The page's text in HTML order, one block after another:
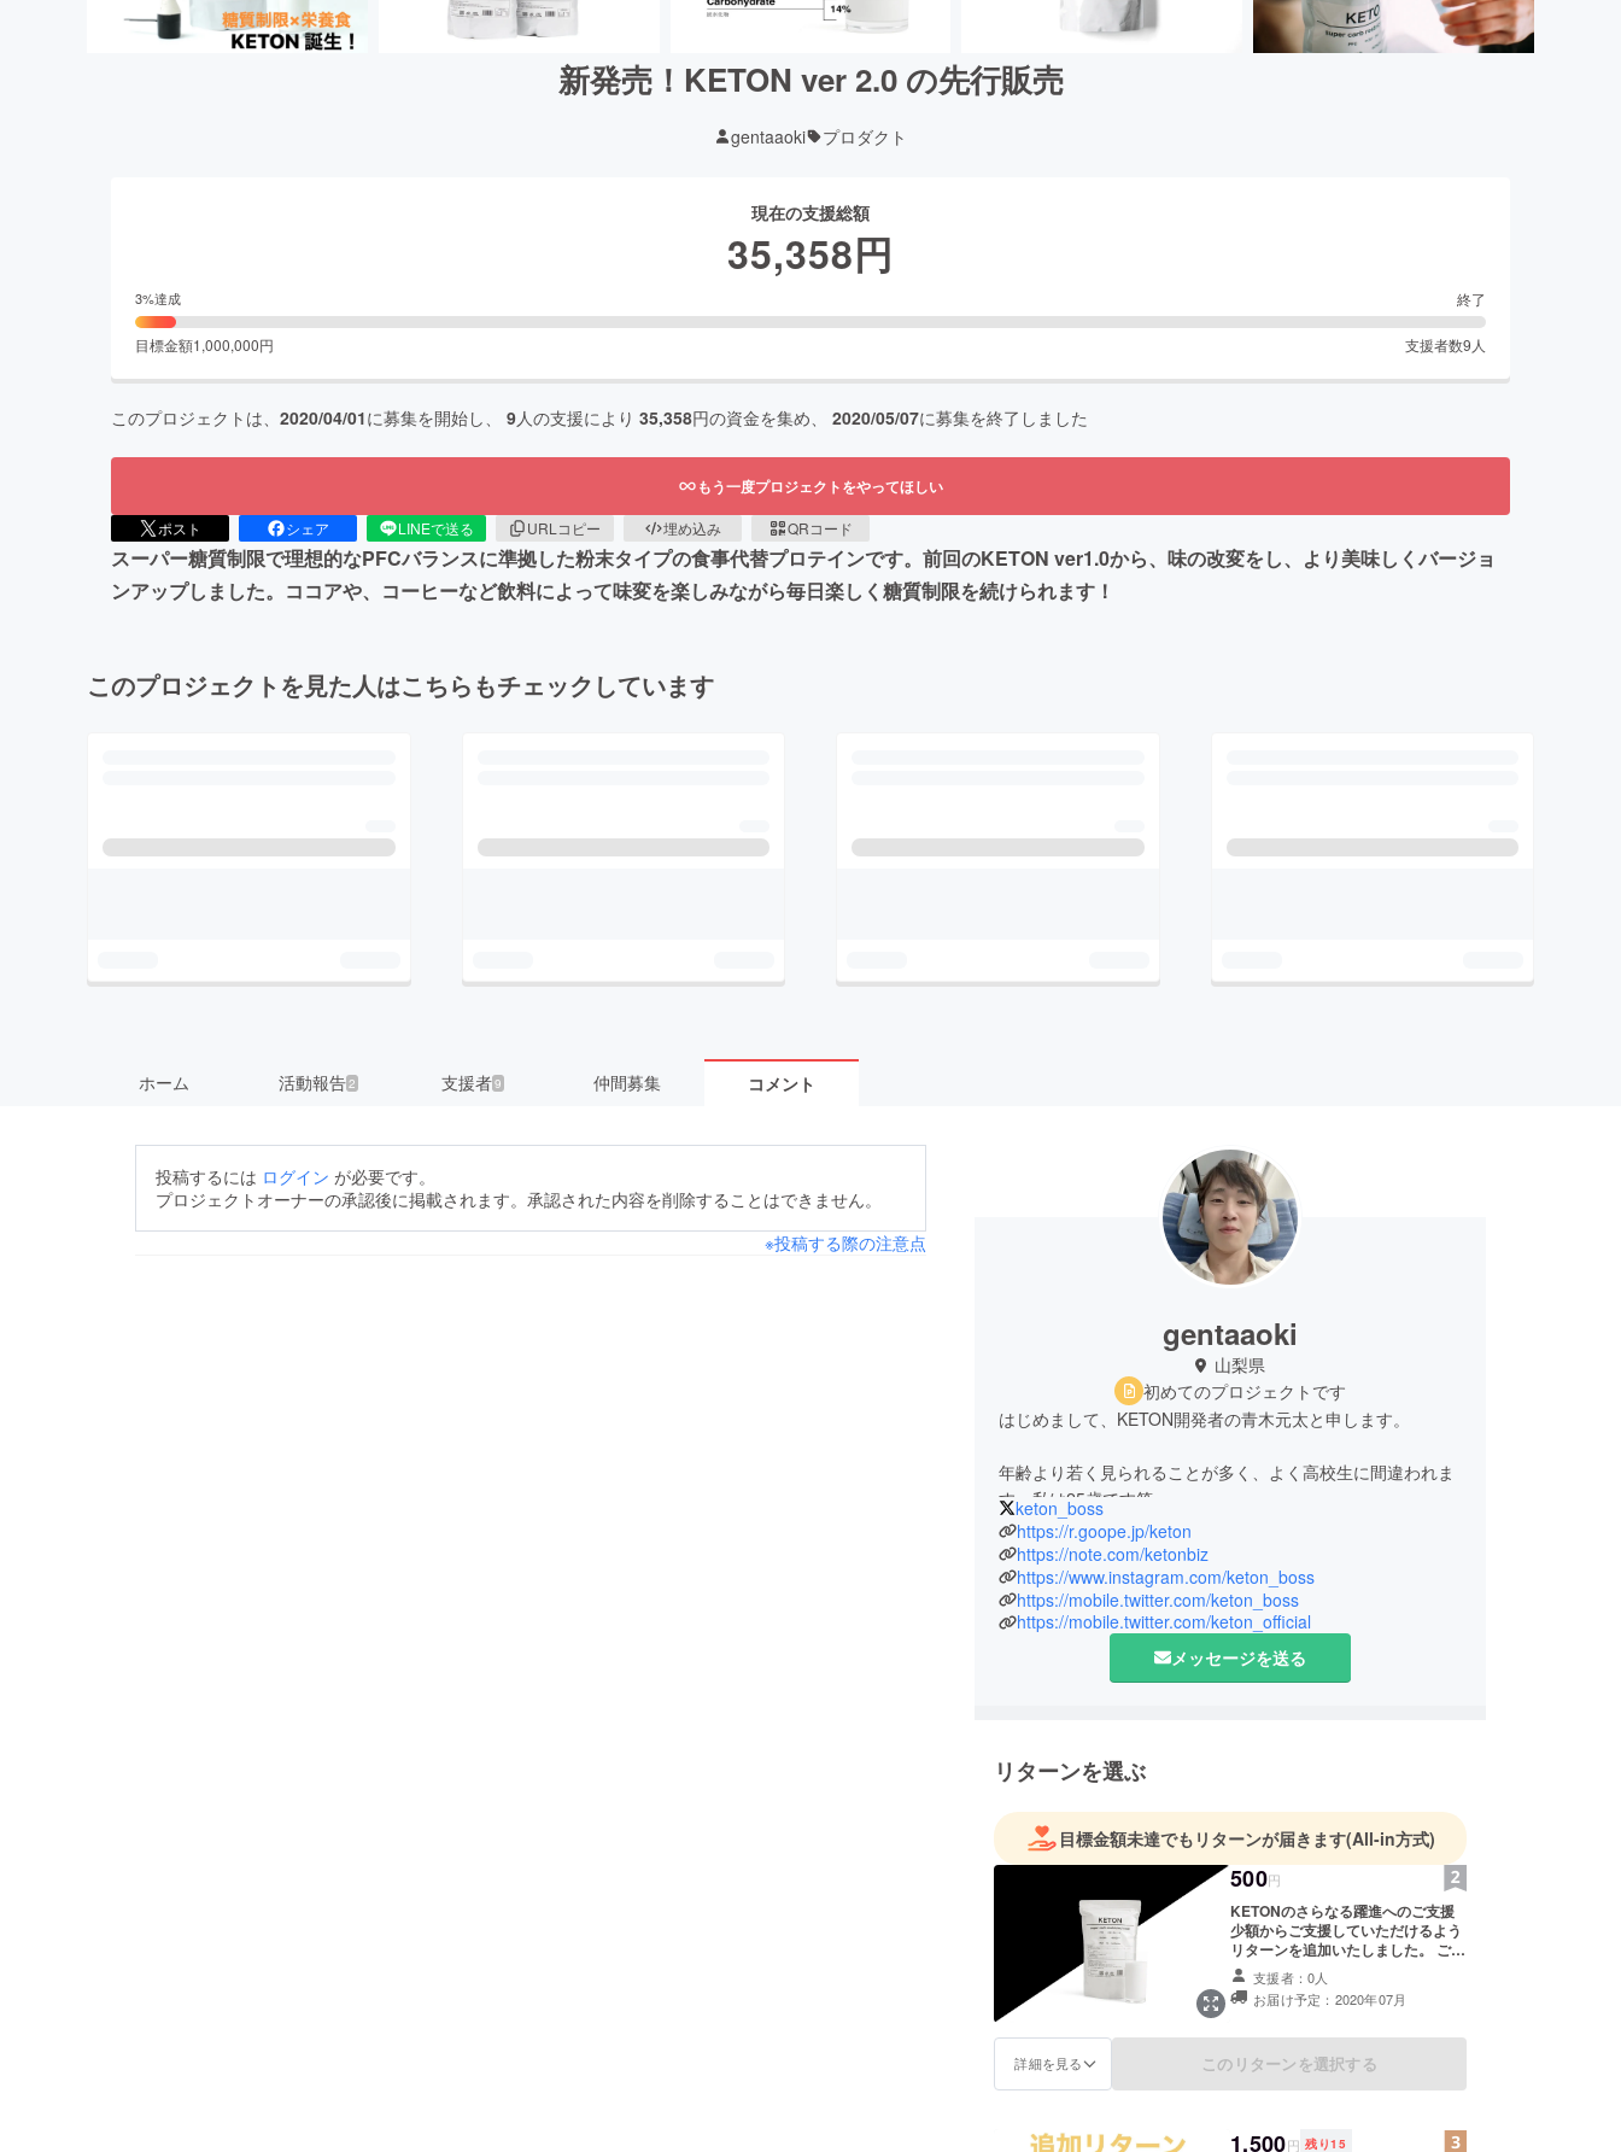
新発売！KETON ver 2.0 の先行販売
gentaaoki プロダクト
現在の支援総額
35,358円
3%達成 終了
目標金額1,000,000円 支援者数9 人
このプロジェクトは、 2020/04/01に募集を開始し、 9人の支援により 35,358円の資金を集め、 2020/05/07に募集を終了しました
もう一度プロジェクトをやってほしい
ポスト シェア LINEで送る URLコピー 埋め込み QRコード
スーパー糖質制限で理想的なPFCバランスに準拠した粉末タイプの食事代替プロテインです。前回のKETON ver1.0から、味の改変をし、より美味しくバージョ
ンアップしました。ココアや、コーヒーなど飲料によって味変を楽しみながら毎日楽しく糖質制限を続けられます！
このプロジェクトを見た人はこちらもチェックしています
ホーム 活動報告2 支援者9 仲間募集 コメント
投稿するには ログイン が必要です。
プロジェクトオーナーの承認後に掲載されます。承認された内容を削除することはできません。
※投稿する際の注意点
gentaaoki
山梨県
初めてのプロジェクトです
はじめまして、KETON開発者の青木元太と申します。
年齢より若く見られることが多く、よく高校生に間違われま
す。私は25歳です笑
年齢というと、最近はとある本がきっかけで人生100年時代
と言われております。医療技術がもっと進むと200年とか生
きるかもしれません。そんな時代にはもう年齢というのはあ
まり重要なファクターではなくなり、その人の若々しさが重
要な指標になると思います。その意味で僕は得だなぁと最近
思っています。
が、とりあえず簡単な略歴を。
僕は広島県で生まれました。
幼少期は破天荒というかやんちゃだったそうです。欲しいお
もちゃがあると絶対に手に入れるまで帰らず、吠え叫び、そ
して頭を床にぶつけるという奇行をして大変困らせていたそ
小学生は運動会でスピーチをしたり、教室で皆を前に踊った
か不思議なくらい外交的でとにかく目立ちたがり屋だったと
思います。あまりうまくいえませんが、目立ちたいんだけど
した。これらは今でも同じです。
keton_boss
https://r.goope.jp/keton
https://note.com/ketonbiz
https://www.instagram.com/keton_boss
https://mobile.twitter.com/keton_boss
https://mobile.twitter.com/keton_official
メッセージを送る
リターンを選ぶ
目標金額未達でもリターンが届きます(All-in方式)
500円
KETONのさらなる躍進へのご支援
少額からご支援していただけるよう
リターンを追加いたしました。 ご希
望者様にはメール等な何らかの連絡
手段でのでの感謝状をお送りいたし
ます。また、ご希望者様には
いただきます。掲載予定HP:
支援者：0人
お届け予定：2020年07月
詳細を見る このリターンを選択する
1,500円 残り15